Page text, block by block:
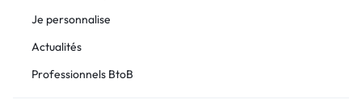
Je personnalise
Actualités
Professionnels BtoB